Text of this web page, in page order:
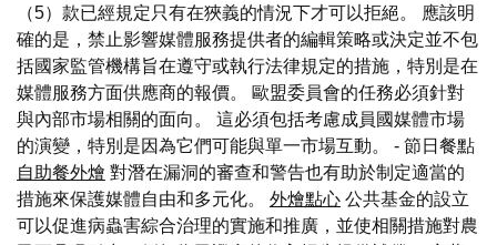
（5）款已經規定只有在狹義的情況下才可以拒絕。 應該明
確的是，禁止影響媒體服務提供者的編輯策略或決定並不包
括國家監管機構旨在遵守或執行法律規定的措施，特別是在
媒體服務方面供應商的報價。 歐盟委員會的任務必須針對
與內部市場相關的面向。 這必須包括考慮成員國媒體市場
的演變，特別是因為它們可能與單一市場互動。 - 節日餐點
自助餐外燴 對潛在漏洞的審查和警告也有助於制定適當的
措施來保護媒體自由和多元化。 外燴點心 公共基金的設立
可以促進病蟲害綜合治理的實施和推廣，並使相關措施對農